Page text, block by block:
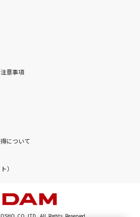
意事項
について
）
CO.,LTD. All Rights Reserved.